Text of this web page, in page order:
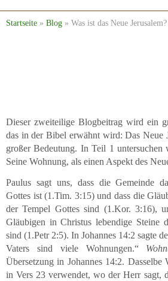
Startseite » Blog » Was ist das Neue
Dieser zweiteilige Blogbeitrag wird ein
das in der Bibel erwähnt wird: Das Neue
großer Bedeutung. In Teil 1 untersuchen
Seine Wohnung, als einen Aspekt des
Paulus sagt uns, dass die Gemeinde
Gottes ist (1.Tim. 3:15) und dass die
der Tempel Gottes sind (1.Kor. 3:16),
Gläubigen in Christus lebendige Steine
sind (1.Petr 2:5). In Johannes 14:2 sagte
Vaters sind viele Wohnungen.“
Übersetzung in Johannes 14:2.
in Vers 23 verwendet, wo der Herr sagt,